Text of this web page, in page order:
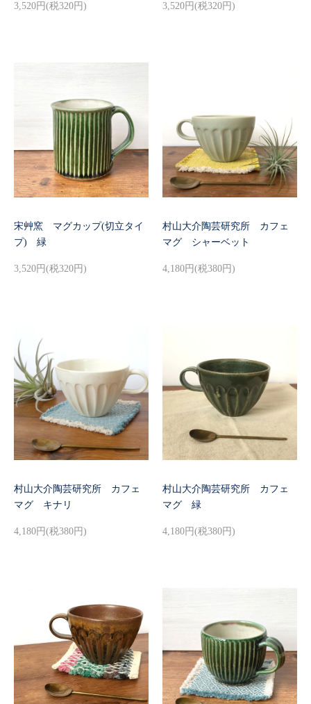
3,520円(税320円) 3,520円(税320円)
宋艸窯 マグカップ(切立タイ
プ) 緑
3,520円(税320円)
村山大介陶芸研究所 カフェ
マグ シャーベット
4,180円(税380円)
村山大介陶芸研究所 カフェ
マグ キナリ
4,180円(税380円)
村山大介陶芸研究所 カフェ
マグ 緑
4,180円(税380円)